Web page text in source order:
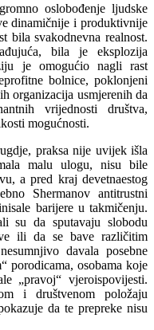
oslobođenje ljudske
dinamičnije i produktivnije
bila svakodnevna realnost.
bila je eksplozija
je omogućio nagli rast
bolnice, poklonjeni
organizacija usmjerenih da
vrijednosti društva,
mogućnosti.
praksa nije uvijek išla
malu ulogu, nisu bile
a pred kraj devetnaestog
Shermanov antitrustni
barijere u takmičenju.
su da sputavaju slobodu
ili da se bave različitim
davala posebne
porodicama, osobama koje
„pravoj“ vjeroispovijesti.
i društvenom položaju
da te prepreke nisu